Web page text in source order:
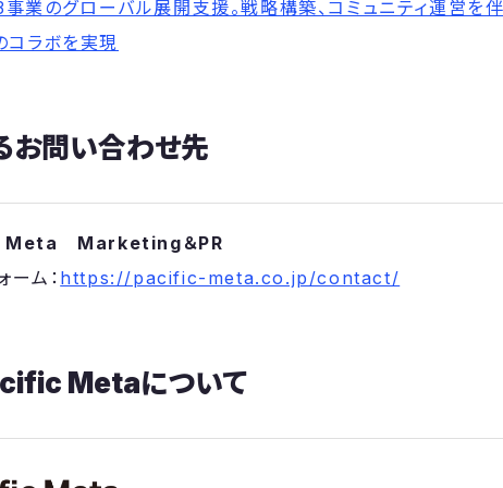
業のグローバル展開支援。戦略構築、コミュニティ運営を
コラボを実現
お問い合わせ先
Meta Marketing＆PR
ム： https://pacific-meta.co.jp/contact/
Metaについて